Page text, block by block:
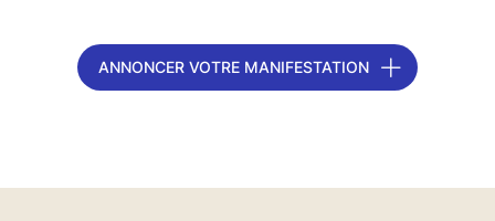
ANNONCER VOTRE MANIFESTATION